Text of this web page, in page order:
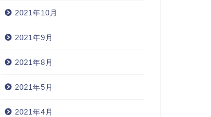
2021年10月
2021年9月
2021年8月
2021年5月
2021年4月